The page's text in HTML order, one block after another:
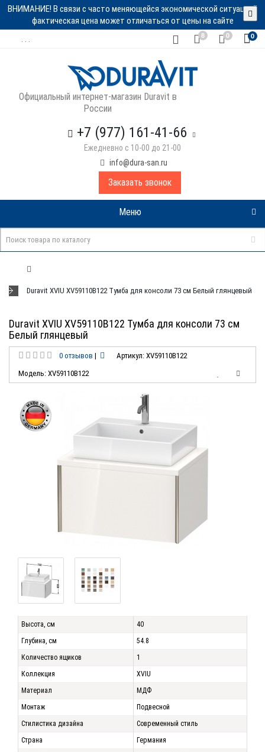
ВНИМАНИЕ! В связи с часто меняющейся экономической ситуацией
фактическая цена может отличаться от цены на сайте
8 0 0
Официальный интернет-магазин Duravit в
России
+7 (977) 161-41-66
Ежедневно с 10-00 до 21-00
info@dura-san.ru
Заказать звонок
Меню
Duravit XVIU XV59110B122 Тумба для консоли 73 см Белый глянцевый
Duravit XVIU XV59110B122 Тумба для консоли 73 см
Белый глянцевый
0 отзывов |
Артикул: XV59110B122
Модель: XV59110B122
Высота, см
40
Глубина, см
54.8
Количество ящиков
1
Коллекция
XVIU
Материал
МДФ
Монтаж
Подвесной
Стилистика дизайна
Современный стиль
Страна
Германия